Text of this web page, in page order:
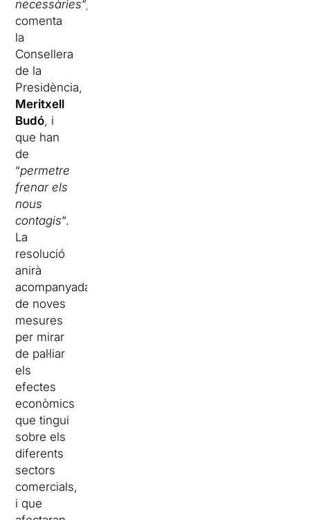
necessàries“,
comenta
la
Consellera
de la
Presidència,
Meritxell
Budó, i
que han
de
“permetre
frenar els
nous
contagis“.
La
resolució
anirà
acompanyada
de noves
mesures
per mirar
de pal·liar
els
efectes
econòmics
que tingui
sobre els
diferents
sectors
comercials,
i que